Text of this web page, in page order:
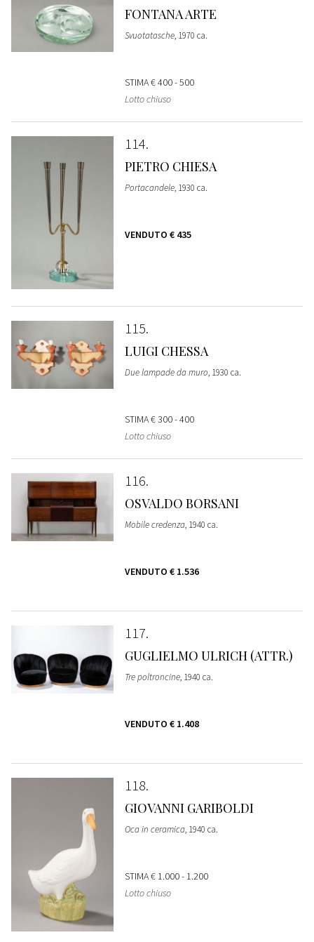
FONTANA ARTE
Svuotatasche, 1970 ca.
STIMA€ 400 - 500
Lotto chiuso
114
PIETRO CHIESA
Portacandele, 1930 ca.
VENDUTO € 435
115
LUIGI CHESSA
Due lampade da muro, 1930 ca.
STIMA€ 300 - 400
Lotto chiuso
116
OSVALDO BORSANI
Mobile credenza, 1940 ca.
VENDUTO € 1.536
117
GUGLIELMO ULRICH (ATTR.)
Tre poltroncine, 1940 ca.
VENDUTO € 1.408
118
GIOVANNI GARIBOLDI
Oca in ceramica, 1940 ca.
STIMA€ 1.000 - 1.200
Lotto chiuso